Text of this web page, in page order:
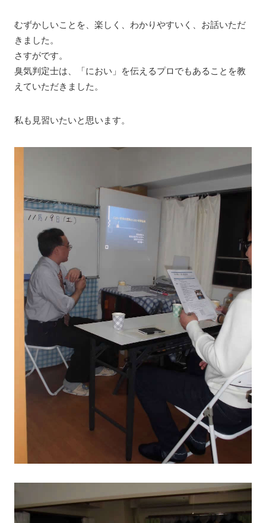
むずかしいことを、楽しく、わかりやすいく、お話いただ
きました。
さすがです。
臭気判定士は、「におい」を伝えるプロでもあることを教
えていただきました。
私も見習いたいと思います。